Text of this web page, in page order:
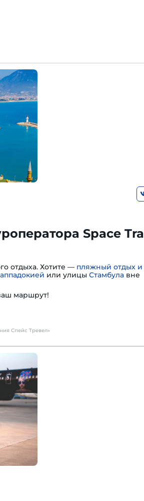
Space
отдыха. Хотите — пляжный отдых и
или улицы Стамбула вне
маршрут!
Спейс Тревел»